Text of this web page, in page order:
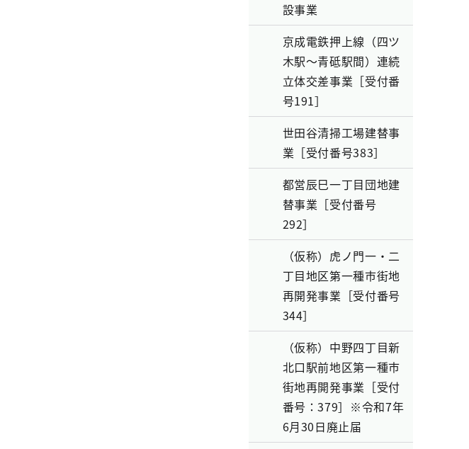
設事業
京成電鉄押上線（四ツ
木駅～青砥駅間）連続
立体交差事業［受付番
号191］
世田谷清掃工場建替事
業［受付番号383］
都営辰巳一丁目団地建
替事業［受付番号
292］
（仮称）虎ノ門一・二
丁目地区第一種市街地
再開発事業［受付番号
344］
（仮称）中野四丁目新
北口駅前地区第一種市
街地再開発事業［受付
番号：379］※令和7年
6月30日廃止届